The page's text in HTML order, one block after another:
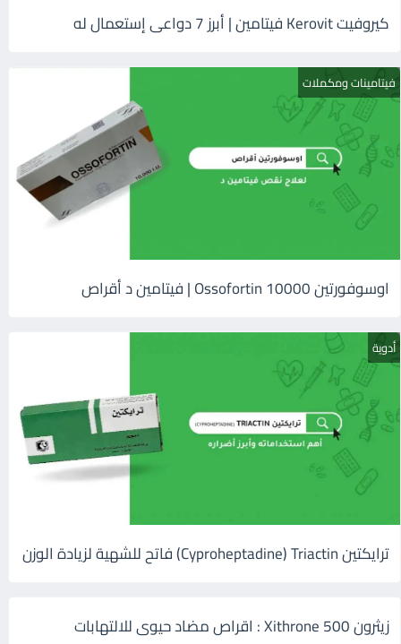
كيروفيت Kerovit فيتامين | أبرز 7 دواعى إستعمال له
فيتامينات ومكملات
اوسوفورتين 10000 Ossofortin | فيتامين د أقراص
أدوية
ترايكتين Cyproheptadine) Triactin) فاتح للشهية لزيادة الوزن
زيثرون 500 Xithrone : اقراص مضاد حيوى للالتهابات